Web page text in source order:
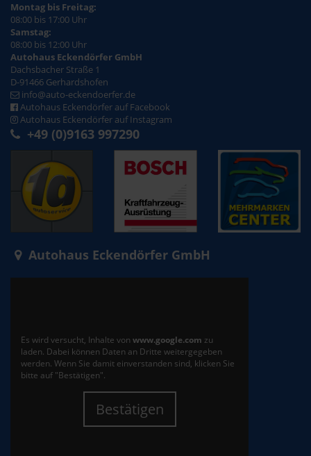
Montag bis Freitag:
08:00 bis 17:00 Uhr
Samstag:
08:00 bis 12:00 Uhr
Autohaus Eckendörfer GmbH
Dachsbacher Straße 1
D-91466 Gerhardshofen
info@auto-eckendoerfer.de
Autohaus Eckendörfer auf Facebook
Autohaus Eckendörfer auf Instagram
+49 (0)9163 997290
Autohaus Eckendörfer GmbH
Es wird versucht, Inhalte von www.google.com zu
laden. Dabei können Daten an Dritte weitergegeben
werden. Wenn Sie damit einverstanden sind, klicken Sie
bitte auf "Bestätigen".
Bestätigen